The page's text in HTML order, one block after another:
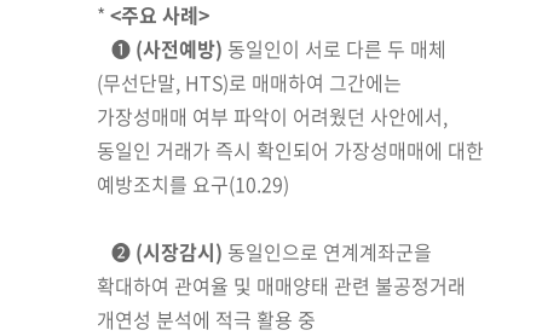
* <주요 사례>
➊ (사전예방) 동일인이 서로 다른 두 매체
(무선단말, HTS)로 매매하여 그간에는
가장성매매 여부 파악이 어려웠던 사안에서,
동일인 거래가 즉시 확인되어 가장성매매에 대한
예방조치를 요구(10.29)
➋ (시장감시) 동일인으로 연계계좌군을
확대하여 관여율 및 매매양태 관련 불공정거래
개연성 분석에 적극 활용 중